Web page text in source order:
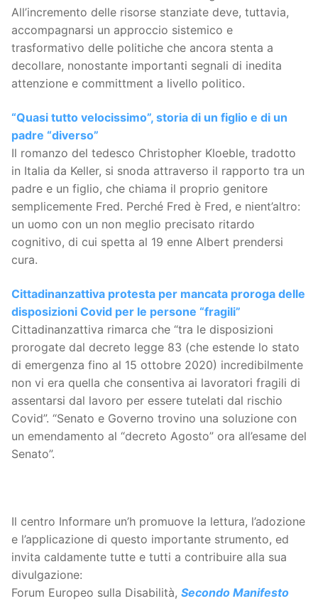
All’incremento delle risorse stanziate deve, tuttavia,
accompagnarsi un approccio sistemico e
trasformativo delle politiche che ancora stenta a
decollare, nonostante importanti segnali di inedita
attenzione e committment a livello politico.
“Quasi tutto velocissimo”, storia di un figlio e di un
padre “diverso”
Il romanzo del tedesco Christopher Kloeble, tradotto
in Italia da Keller, si snoda attraverso il rapporto tra un
padre e un figlio, che chiama il proprio genitore
semplicemente Fred. Perché Fred è Fred, e nient’altro:
un uomo con un non meglio precisato ritardo
cognitivo, di cui spetta al 19 enne Albert prendersi
cura.
Cittadinanzattiva protesta per mancata proroga delle
disposizioni Covid per le persone “fragili”
Cittadinanzattiva rimarca che “tra le disposizioni
prorogate dal decreto legge 83 (che estende lo stato
di emergenza fino al 15 ottobre 2020) incredibilmente
non vi era quella che consentiva ai lavoratori fragili di
assentarsi dal lavoro per essere tutelati dal rischio
Covid”. “Senato e Governo trovino una soluzione con
un emendamento al “decreto Agosto” ora all’esame del
Senato”.
Il centro Informare un’h promuove la lettura, l’adozione
e l’applicazione di questo importante strumento, ed
invita caldamente tutte e tutti a contribuire alla sua
divulgazione:
Forum Europeo sulla Disabilità, Secondo Manifesto